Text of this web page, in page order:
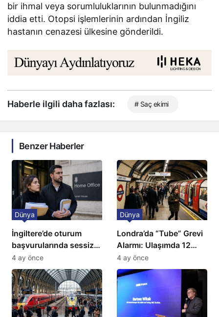
bir ihmal veya sorumluluklarının bulunmadığını
iddia etti. Otopsi işlemlerinin ardından İngiliz
hastanın cenazesi ülkesine gönderildi.
Haberle ilgili daha fazlası: # Saç ekimi
Benzer Haberler
İngiltere’de oturum
başvurularında sessiz
kriz: Büyükelçilikten
açıklama!
Dünya
4 ay önce
Londra’da “Tube” Grevi
Alarmı: Ulaşımda 12
Günlük Kaos Kapıda
Dünya
4 ay önce